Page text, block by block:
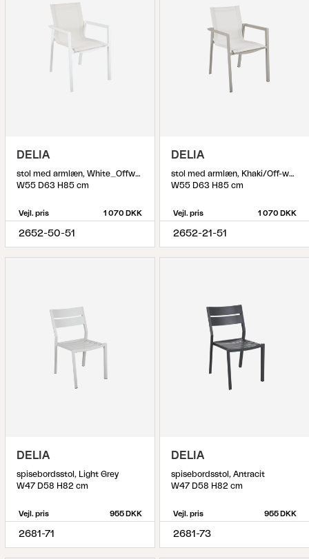
DELIA
stol med armlæn, White_Offwhite
W55 D63 H85 cm
Vejl. pris 1 070 DKK
2652-50-51
DELIA
stol med armlæn, Khaki/Off-white
W55 D63 H85 cm
Vejl. pris 1 070 DKK
2652-21-51
DELIA
spisebordsstol, Light Grey
W47 D58 H82 cm
Vejl. pris 955 DKK
2681-71
DELIA
spisebordsstol, Antracit
W47 D58 H82 cm
Vejl. pris 955 DKK
2681-73